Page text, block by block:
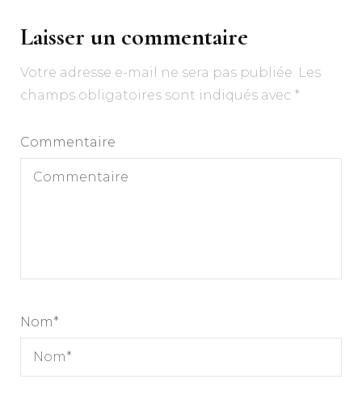
Laisser un commentaire
Votre adresse e-mail ne sera pas publiée. Les
champs obligatoires sont indiqués avec *
Commentaire
Nom*